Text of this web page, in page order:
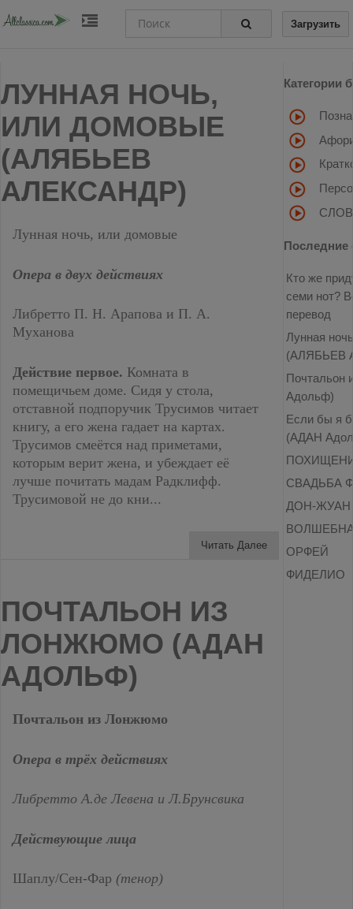
Загрузить
ЛУННАЯ НОЧЬ,
ИЛИ ДОМОВЫЕ
(АЛЯБЬЕВ
АЛЕКСАНДР)
Лунная ночь, или домовые
Опера в двух действиях
Либретто П. Н. Арапова и П. А.
Муханова
Действие первое. Комната в
помещичьем доме. Сидя у стола,
отставной подпоручик Трусимов читает
книгу, а его жена гадает на картах.
Трусимов смеётся над приметами,
которым верит жена, и убеждает её
лучше почитать мадам Радклифф.
Трусимовой не до кни...
Читать Далее
ПОЧТАЛЬОН ИЗ
ЛОНЖЮМО (АДАН
АДОЛЬФ)
Почтальон из Лонжюмо
Опера в трёх действиях
Либретто А.де Левена и Л.Брунсвика
Действующие лица
Шаплу/Сен-Фар (тенор)
Категории
Последние
Кто же
семи нот?
перевод
Лунная
(АЛЯБЬЕВ
Адольф)
Если бы я
(АДАН
СВАДЬБА
ДОН-ЖУАН
ОРФЕЙ
ФИДЕЛИО